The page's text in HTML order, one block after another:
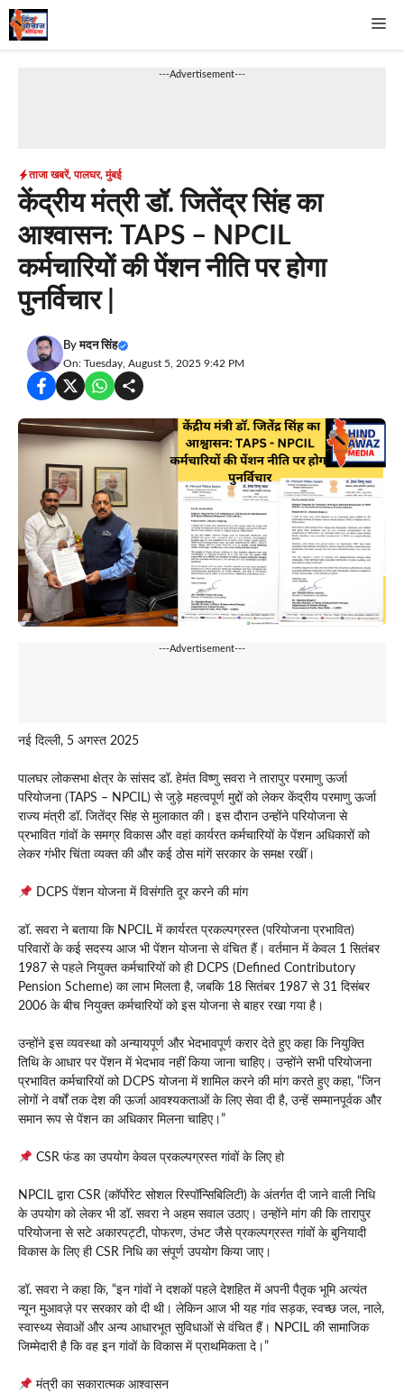
Skip
to
---Advertisement---
ताजा खबरें,पालघर,मुंबई
केंद्रीय मंत्री डॉ. जितेंद्र सिंह का
आश्वासन: TAPS – NPCIL
कर्मचारियों की पेंशन नीति पर होगा
पुनर्विचार |
Byमदन सिंह
On: Tuesday, August 5, 2025 9:42 PM
---Advertisement---
नई दिल्ली, 5 अगस्त 2025
पालघर लोकसभा क्षेत्र के सांसद डॉ. हेमंत विष्णु सवरा ने तारापुर परमाणु ऊर्जा
परियोजना (TAPS – NPCIL) से जुड़े महत्वपूर्ण मुद्दों को लेकर केंद्रीय परमाणु ऊर्जा
राज्य मंत्री डॉ. जितेंद्र सिंह से मुलाकात की। इस दौरान उन्होंने परियोजना से
प्रभावित गांवों के समग्र विकास और वहां कार्यरत कर्मचारियों के पेंशन अधिकारों को
लेकर गंभीर चिंता व्यक्त की और कई ठोस मांगें सरकार के समक्ष रखीं।
DCPS पेंशन योजना में विसंगति दूर करने की मांग
डॉ. सवरा ने बताया कि NPCIL में कार्यरत प्रकल्पग्रस्त (परियोजना प्रभावित)
परिवारों के कई सदस्य आज भी पेंशन योजना से वंचित हैं। वर्तमान में केवल 1 सितंबर
1987 से पहले नियुक्त कर्मचारियों को ही DCPS (Defined Contributory
Pension Scheme) का लाभ मिलता है, जबकि 18 सितंबर 1987 से 31 दिसंबर
2006 के बीच नियुक्त कर्मचारियों को इस योजना से बाहर रखा गया है।
उन्होंने इस व्यवस्था को अन्यायपूर्ण और भेदभावपूर्ण करार देते हुए कहा कि नियुक्ति
तिथि के आधार पर पेंशन में भेदभाव नहीं किया जाना चाहिए। उन्होंने सभी परियोजना
प्रभावित कर्मचारियों को DCPS योजना में शामिल करने की मांग करते हुए कहा, “जिन
लोगों ने वर्षों तक देश की ऊर्जा आवश्यकताओं के लिए सेवा दी है, उन्हें सम्मानपूर्वक और
समान रूप से पेंशन का अधिकार मिलना चाहिए।”
CSR फंड का उपयोग केवल प्रकल्पग्रस्त गांवों के लिए हो
NPCIL द्वारा CSR (कॉर्पोरेट सोशल रिस्पॉन्सिबिलिटी) के अंतर्गत दी जाने वाली निधि
के उपयोग को लेकर भी डॉ. सवरा ने अहम सवाल उठाए। उन्होंने मांग की कि तारापुर
परियोजना से सटे अकारपट्टी, पोफरण, उंभट जैसे प्रकल्पग्रस्त गांवों के बुनियादी
विकास के लिए ही CSR निधि का संपूर्ण उपयोग किया जाए।
डॉ. सवरा ने कहा कि, “इन गांवों ने दशकों पहले देशहित में अपनी पैतृक भूमि अत्यंत
न्यून मुआवज़े पर सरकार को दी थी। लेकिन आज भी यह गांव सड़क, स्वच्छ जल, नाले,
स्वास्थ्य सेवाओं और अन्य आधारभूत सुविधाओं से वंचित हैं। NPCIL की सामाजिक
जिम्मेदारी है कि वह इन गांवों के विकास में प्राथमिकता दे।”
मंत्री का सकारात्मक आश्वासन